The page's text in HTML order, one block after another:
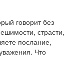
говорит без
страсти,
послание,
Что